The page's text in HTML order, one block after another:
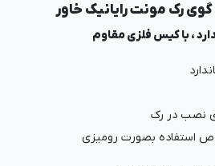
رک مونت رایانیک خاور
، با کیس فلزی مقاوم
نصب در رک
استفاده بصورت رومیزی